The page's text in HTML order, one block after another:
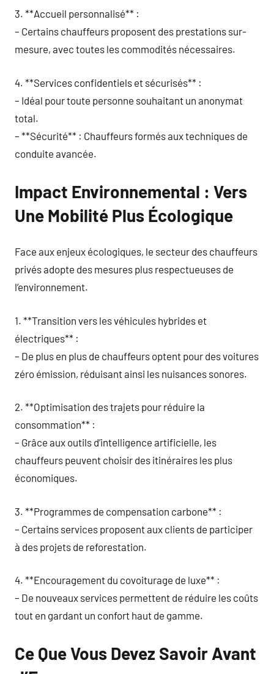
3. **Accueil personnalisé** :
– Certains chauffeurs proposent des prestations sur-
mesure, avec toutes les commodités nécessaires.
4. **Services confidentiels et sécurisés** :
– Idéal pour toute personne souhaitant un anonymat
total.
– **Sécurité** : Chauffeurs formés aux techniques de
conduite avancée.
Impact Environnemental : Vers
Une Mobilité Plus Écologique
Face aux enjeux écologiques, le secteur des chauffeurs
privés adopte des mesures plus respectueuses de
l’environnement.
1. **Transition vers les véhicules hybrides et
électriques** :
– De plus en plus de chauffeurs optent pour des voitures
zéro émission, réduisant ainsi les nuisances sonores.
2. **Optimisation des trajets pour réduire la
consommation** :
– Grâce aux outils d’intelligence artificielle, les
chauffeurs peuvent choisir des itinéraires les plus
économiques.
3. **Programmes de compensation carbone** :
– Certains services proposent aux clients de participer
à des projets de reforestation.
4. **Encouragement du covoiturage de luxe** :
– De nouveaux services permettent de réduire les coûts
tout en gardant un confort haut de gamme.
Ce Que Vous Devez Savoir Avant